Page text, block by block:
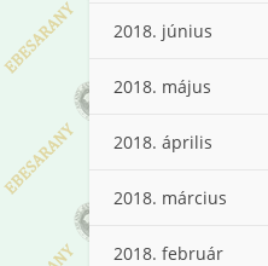
2018. június
2018. május
2018. április
2018. március
2018. február